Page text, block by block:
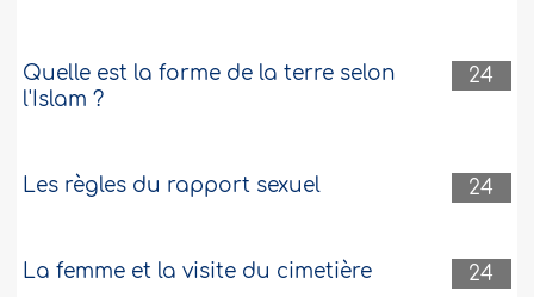
24
Quelle est la forme de la terre selon
l'Islam ?
24
Les règles du rapport sexuel
24
La femme et la visite du cimetière